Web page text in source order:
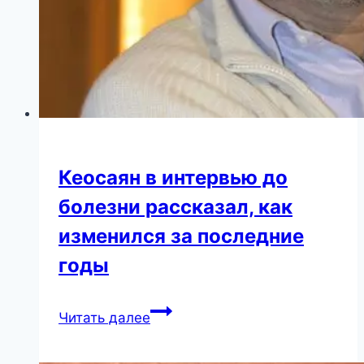
Кеосаян в интервью до
болезни рассказал, как
изменился за последние
годы
Читать далееКеосаян